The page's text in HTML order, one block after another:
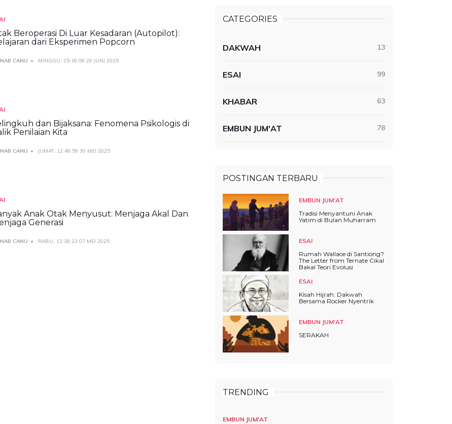
Beroperasi Di Luar Kesadaran (Autopilot):
dari Eksperimen Popcorn
CANU MINGGU, 15:16:08 29 JUNI 2025
dan Bijaksana: Fenomena Psikologis di
Penilaian Kita
CANU JUMAT, 12:49:59 30 MEI 2025
Anak Otak Menyusut: Menjaga Akal Dan
Generasi
CANU RABU, 13:38:23 07 MEI 2025
CATEGORIES
DAKWAH 13
ESAI 99
KHABAR 63
EMBUN JUM'AT 78
POSTINGAN TERBARU
EMBUN JUM'AT
Tradisi Menyantuni Anak
Yatim di Bulan Muharram
ESAI
Rumah Wallace di Santiong?
The Letter from Ternate Cikal
Bakal Teori Evolusi
ESAI
Kisah Hijrah: Dakwah
Bersama Rocker Nyentrik
EMBUN JUM'AT
SERAKAH
TRENDING
EMBUN JUM'AT